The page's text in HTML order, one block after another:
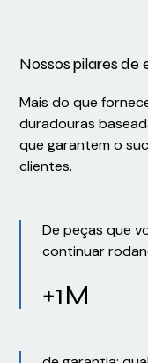
Nossos pilares de
Mais do que
duradouras
que garantem o
clientes.
De peças que
continuar
+1M